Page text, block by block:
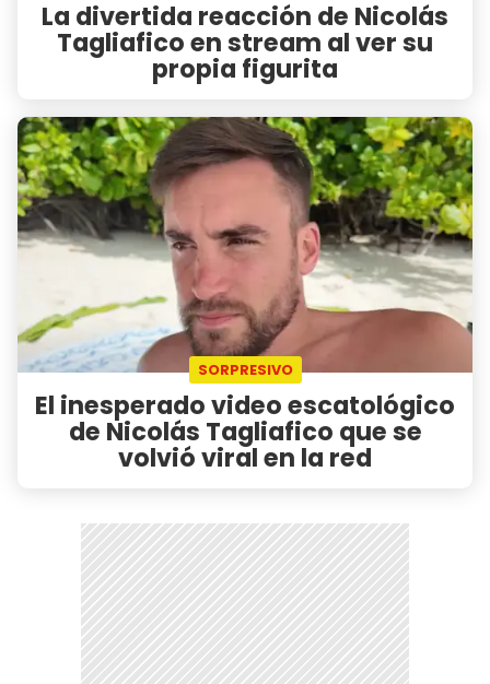
La divertida reacción de Nicolás
Tagliafico en stream al ver su
propia figurita
SORPRESIVO
El inesperado video escatológico
de Nicolás Tagliafico que se
volvió viral en la red